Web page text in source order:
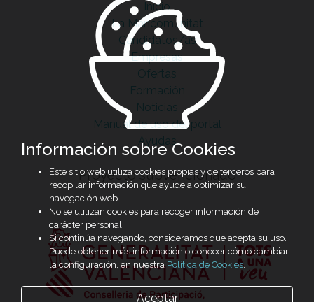
Inicio
La Mancomunitat
Candidatos/as
Empresas
Ofertas
Formación
Noticias
Manual de uso del portal
Ayudas
Proyecto subvencionado
Información sobre Cookies
Este sitio web utiliza cookies propias y de terceros para
recopilar información que ayude a optimizar su
navegación web.
No se utilizan cookies para recoger información de
carácter personal.
Si continúa navegando, consideramos que acepta su uso.
Puede obtener más información o conocer cómo cambiar
la configuración, en nuestra Política de Cookies.
Aceptar